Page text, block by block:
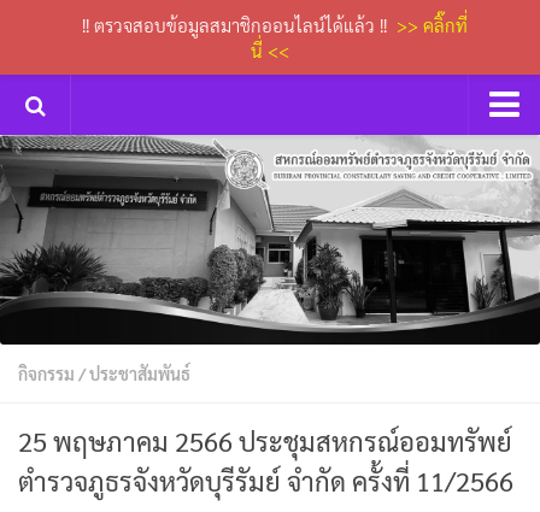
หน้าหลัก
กิจกรรม
การประชุมคณะกรรมการเงินกู้
ข่าวประกาศสหกรณ์
กระดานถาม-ตอบ
กิจกรรม /ประชาสัมพันธ์
25 พฤษภาคม 2566 ประชุมสหกรณ์ออมทรัพย์
ตำรวจภูธรจังหวัดบุรีรัมย์ จำกัด ครั้งที่ 11/2566
!! ตรวจสอบข้อมูลสมาชิกออนไลน์ได้แล้ว !! >> คลิ๊กที่
นี่ <<